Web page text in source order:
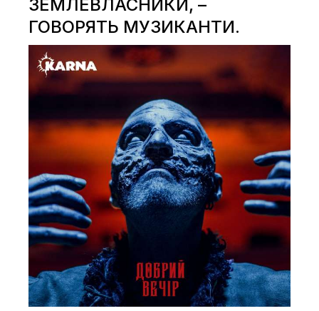
ЗЕМЛЕВЛАСНИКИ, –
ГОВОРЯТЬ МУЗИКАНТИ.